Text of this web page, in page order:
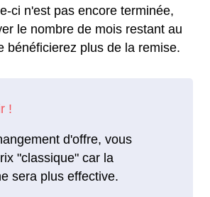
ci n'est pas encore terminée,
le nombre de mois restant au
bénéficierez plus de la remise.
d'offre, vous
"classique" car la
sera plus effective.